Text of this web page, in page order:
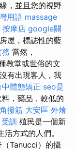
，並且您的視野
用語 massage
按摩店 google關
屋，標誌性的藍
當然，
教堂或世俗的文
有出現客人，我
中體態矯正 seo是
，藥品，較低的
撥筋 大安區 外燴
訓 殖民是一個新
方式的人們。
Tanucci）的攝